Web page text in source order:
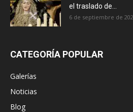
el traslado de...
6 de septiembre de
CATEGORÍA POPULAR
Galerías
Noticias
Blog